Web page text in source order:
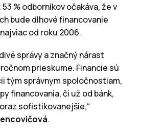
% odborníkov očakáva, že v
bude dlhové financovanie
od roku 2006.
správy a značný nárast
prieskume. Financie sú
tým správnym spoločnostiam,
financovania, či už od bánk,
sofistikovanejšie,“
.